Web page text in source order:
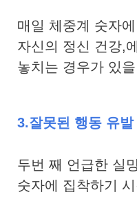
매일 체중계 숫자
자신의 정신 건강,
놓치는 경우가 있
3.잘못된 행동 유발
두번 째 언급한 실
숫자에 집착하기